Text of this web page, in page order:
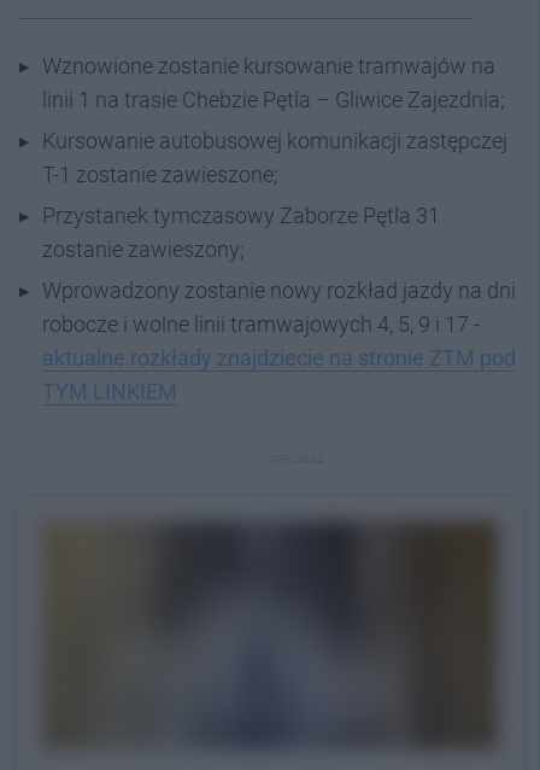
Wznowione zostanie kursowanie tramwajów na
linii 1 na trasie Chebzie Pętla – Gliwice Zajezdnia;
Kursowanie autobusowej komunikacji zastępczej
T-1 zostanie zawieszone;
Przystanek tymczasowy Zaborze Pętla 31
zostanie zawieszony;
Wprowadzony zostanie nowy rozkład jazdy na dni
robocze i wolne linii tramwajowych 4, 5, 9 i 17 -
aktualne rozkłady znajdziecie na stronie ZTM pod
TYM LINKIEM